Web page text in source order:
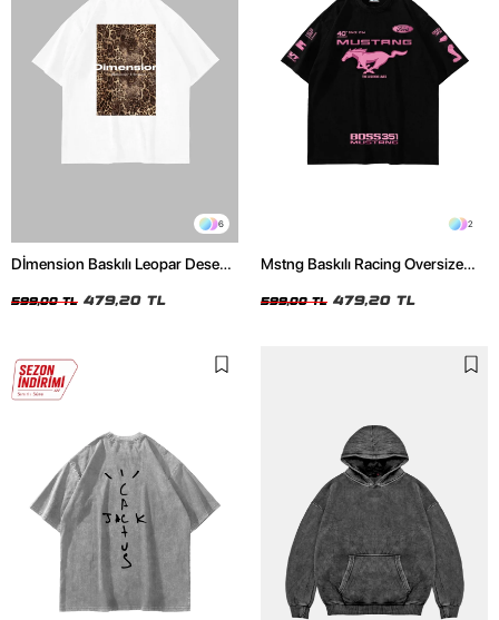
6
Dİmension Baskılı Leopar Desenli
Tshirt
599,00 TL 479,20 TL
2
Mstng Baskılı Racing Oversize
599,00 TL 479,20 TL